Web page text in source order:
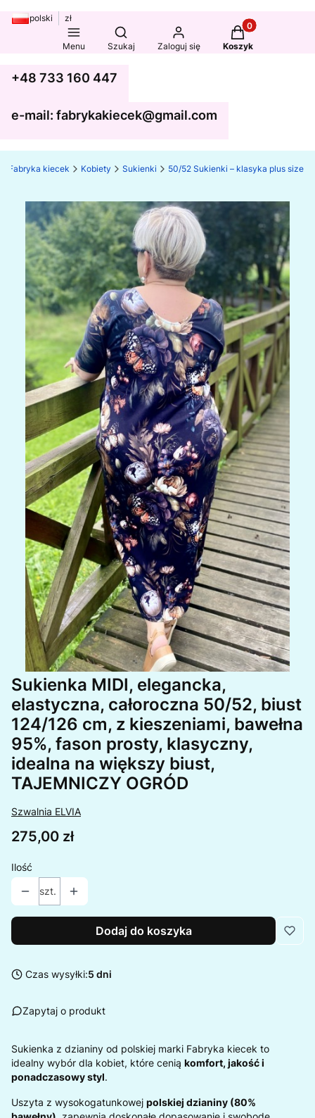
polski zł
Menu
Otwórz wyszukiwarkę
Szukaj Zaloguj się
Produkty w
Koszyk
+48 733 160 447
e-mail: fabrykakiecek@gmail.com
Fabryka kiecek Kobiety Sukienki 50/52 Sukienki – klasyka plus size
Sukienka MIDI, elegancka,
elastyczna, całoroczna 50/52, biust
124/126 cm, z kieszeniami, bawełna
95%, fason prosty, klasyczny,
idealna na większy biust,
TAJEMNICZY OGRÓD
Szwalnia ELVIA
Cena
275,00 zł
Ilość
szt.
Dodaj do koszyka
Czas wysyłki:5 dni
Zapytaj o produkt
Sukienka z dzianiny od polskiej marki Fabryka kiecek to
idealny wybór dla kobiet, które cenią komfort, jakość i
ponadczasowy styl.
Uszyta z wysokogatunkowej polskiej dzianiny (80%